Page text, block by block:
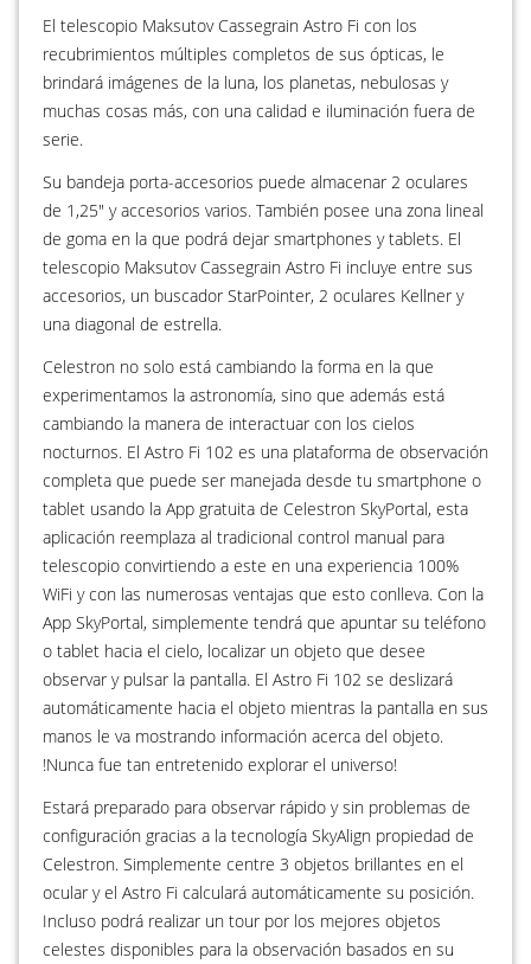
El telescopio Maksutov Cassegrain Astro Fi con los
recubrimientos múltiples completos de sus ópticas, le
brindará imágenes de la luna, los planetas, nebulosas y
muchas cosas más, con una calidad e iluminación fuera de
serie.
Su bandeja porta-accesorios puede almacenar 2 oculares
de 1,25" y accesorios varios. También posee una zona lineal
de goma en la que podrá dejar smartphones y tablets. El
telescopio Maksutov Cassegrain Astro Fi incluye entre sus
accesorios, un buscador StarPointer, 2 oculares Kellner y
una diagonal de estrella.
Celestron no solo está cambiando la forma en la que
experimentamos la astronomía, sino que además está
cambiando la manera de interactuar con los cielos
nocturnos. El Astro Fi 102 es una plataforma de observación
completa que puede ser manejada desde tu smartphone o
tablet usando la App gratuita de Celestron SkyPortal, esta
aplicación reemplaza al tradicional control manual para
telescopio convirtiendo a este en una experiencia 100%
WiFi y con las numerosas ventajas que esto conlleva. Con la
App SkyPortal, simplemente tendrá que apuntar su teléfono
o tablet hacia el cielo, localizar un objeto que desee
observar y pulsar la pantalla. El Astro Fi 102 se deslizará
automáticamente hacia el objeto mientras la pantalla en sus
manos le va mostrando información acerca del objeto.
!Nunca fue tan entretenido explorar el universo!
Estará preparado para observar rápido y sin problemas de
configuración gracias a la tecnología SkyAlign propiedad de
Celestron. Simplemente centre 3 objetos brillantes en el
ocular y el Astro Fi calculará automáticamente su posición.
Incluso podrá realizar un tour por los mejores objetos
celestes disponibles para la observación basados en su